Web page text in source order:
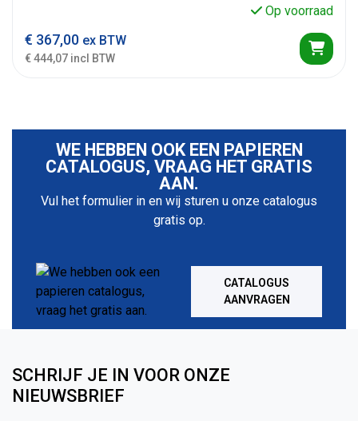
Op voorraad
€ 367,00 ex BTW
€ 444,07 incl BTW
WE HEBBEN OOK EEN PAPIEREN
CATALOGUS, VRAAG HET GRATIS
AAN.
Vul het formulier in en wij sturen u onze catalogus
gratis op.
CATALOGUS
AANVRAGEN
SCHRIJF JE IN VOOR ONZE
NIEUWSBRIEF